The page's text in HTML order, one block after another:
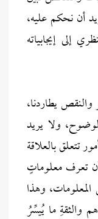
أن نحكم عليه،
إلى إيجابياته
يطاردنا،
ولا يريد
تتعلق بالعلاقة
تعرف معلوماتٍ
وهذا
والثقةِ ما يُيسِّرُ